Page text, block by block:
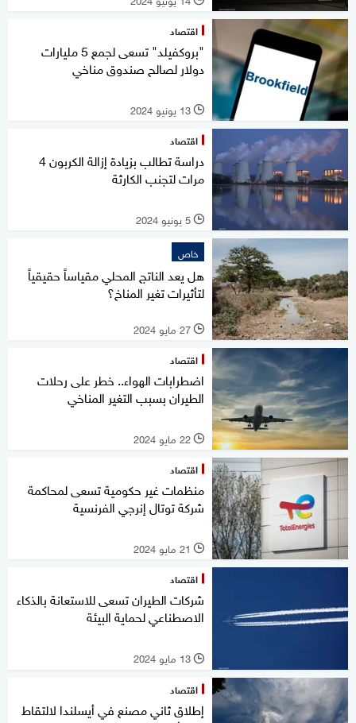
اقتصاد
"بروكفيلد" تسعى لجمع 5 مليارات
دولار لصالح صندوق مناخي
l 13 يونيو 2024
اقتصاد
دراسة تطالب بزيادة إزالة الكربون 4
مرات لتجنب الكارثة
l 5 يونيو 2024
خاص
هل يعد الناتج المحلي مقياساً حقيقياً
لتأثيرات تغير المناخ؟
l 27 مايو 2024
اقتصاد
اضطرابات الهواء.. خطر على رحلات
الطيران بسبب التغير المناخي
l 22 مايو 2024
اقتصاد
منظمات غير حكومية تسعى لمحاكمة
شركة توتال إنرجي الفرنسية
l 21 مايو 2024
اقتصاد
شركات الطيران تسعى للاستعانة بالذكاء
الاصطناعي لحماية البيئة
l 13 مايو 2024
اقتصاد
إطلاق ثاني مصنع في أيسلندا لالتقاط